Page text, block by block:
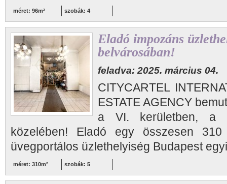
méret: 96m² szobák: 4
Eladó impozáns
belvárosában!
feladva: 2025. március 04.
CITYCARTEL
ESTATE AGENCY
a VI. kerületben, a
közelében! Eladó egy összesen
üvegportálos üzlethelyiség Budapest
méret: 310m² szobák: 5